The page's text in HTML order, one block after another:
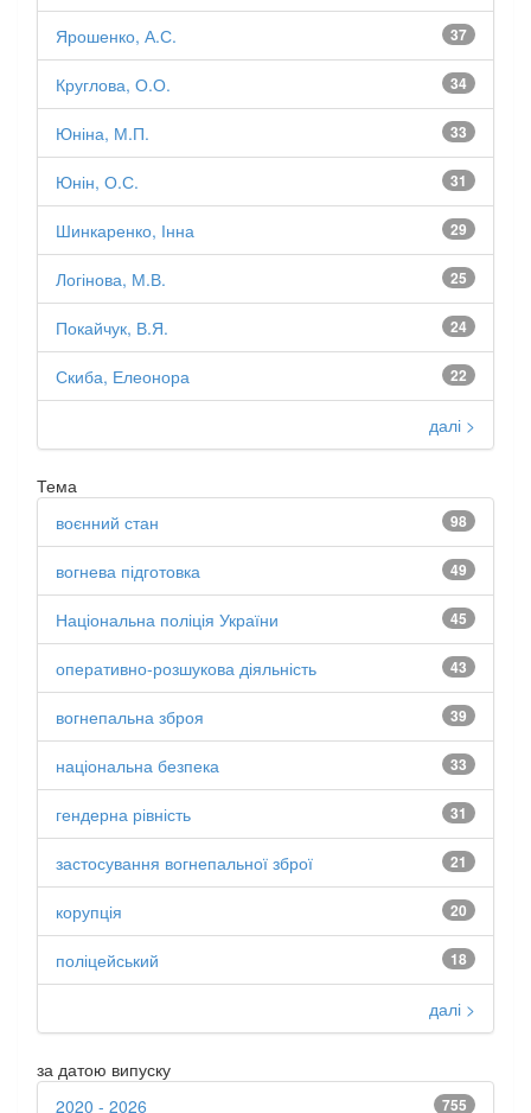
37
Ярошенко, А.С.
34
Круглова, О.О.
33
Юніна, М.П.
31
Юнін, О.С.
29
Шинкаренко, Інна
25
Логінова, М.В.
24
Покайчук, В.Я.
22
Скиба, Елеонора
далі >
Тема
98
воєнний стан
49
вогнева підготовка
45
Національна поліція України
43
оперативно-розшукова діяльність
39
вогнепальна зброя
33
національна безпека
31
гендерна рівність
21
застосування вогнепальної зброї
20
корупція
18
поліцейський
далі >
за датою випуску
755
2020 - 2026